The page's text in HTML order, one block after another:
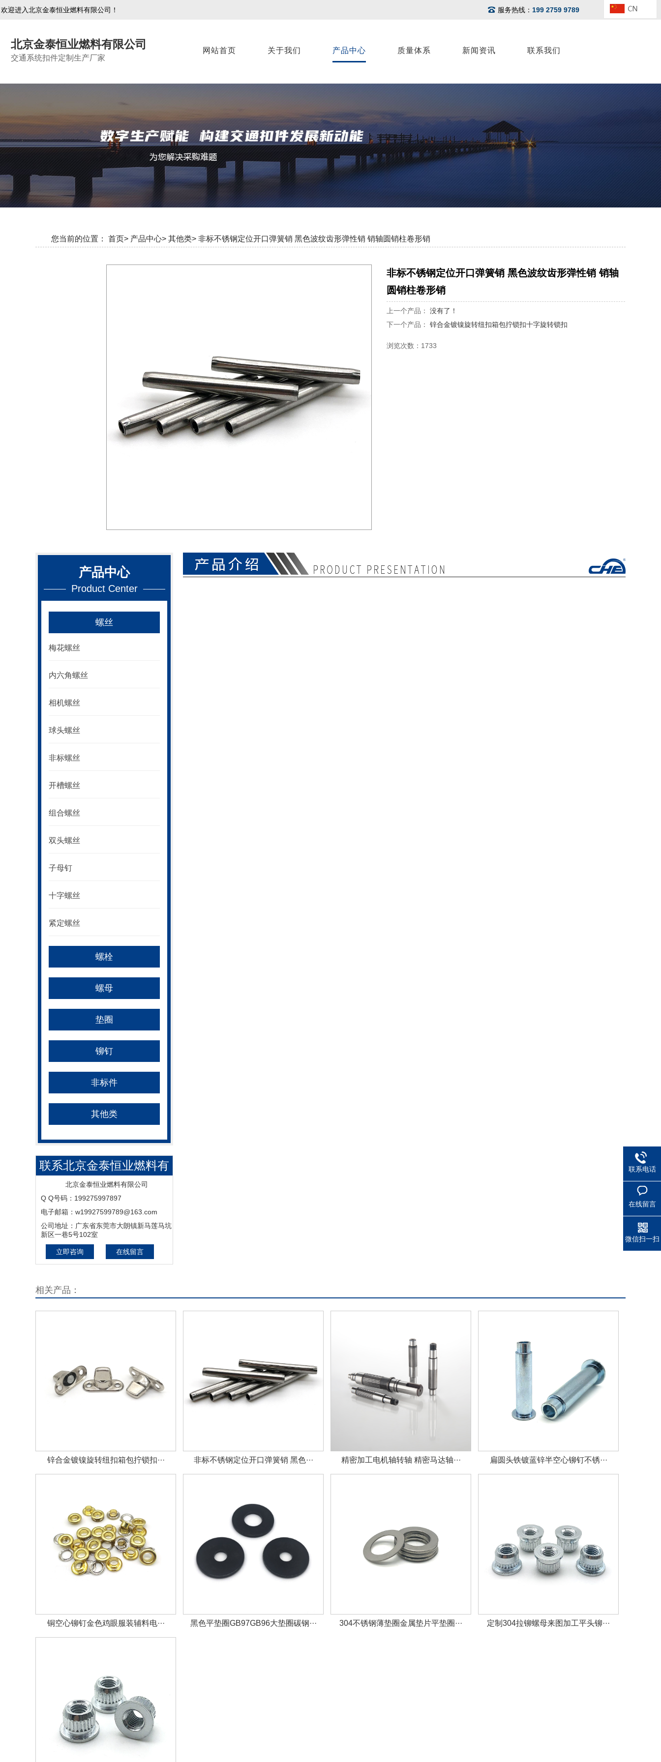
欢迎进入北京金泰恒业燃料有限公司！ 服务热线： 199 2759 9789
北京金泰恒业燃料有限公司
交通系统扣件定制生产厂家
网站首页 关于我们 产品中心 质量体系 新闻资讯 联系我们
您当前的位置： 首页> 产品中心> 其他类> 非标不锈钢定位开口弹簧销 黑色波纹齿形弹性销 销轴圆销柱卷形销
非标不锈钢定位开口弹簧销 黑色波纹齿形弹性销 销轴
圆销柱卷形销
上一个产品： 没有了！
下一个产品： 锌合金镀镍旋转纽扣箱包拧锁扣十字旋转锁扣
浏览次数：1733
产品中心
Product Center
螺丝
梅花螺丝
内六角螺丝
相机螺丝
球头螺丝
非标螺丝
开槽螺丝
组合螺丝
双头螺丝
子母钉
十字螺丝
紧定螺丝
螺栓
螺母
垫圈
铆钉
非标件
其他类
联系北京金泰恒业燃料有
限公司
北京金泰恒业燃料有限公司
Q Q号码：199275997897
电子邮箱：w19927599789@163.com
公司地址：广东省东莞市大朗镇新马莲马坑
新区一巷5号102室
立即咨询 在线留言
相关产品：
锌合金镀镍旋转纽扣箱包拧锁扣··· 非标不锈钢定位开口弹簧销 黑色··· 精密加工电机轴转轴 精密马达轴··· 扁圆头铁镀蓝锌半空心铆钉不锈···
铜空心铆钉金色鸡眼服装辅料电··· 黑色平垫圈GB97GB96大垫圈碳钢··· 304不锈钢薄垫圈金属垫片平垫圈··· 定制304拉铆螺母来图加工平头铆···
联系电话
在线留言
微信扫一扫